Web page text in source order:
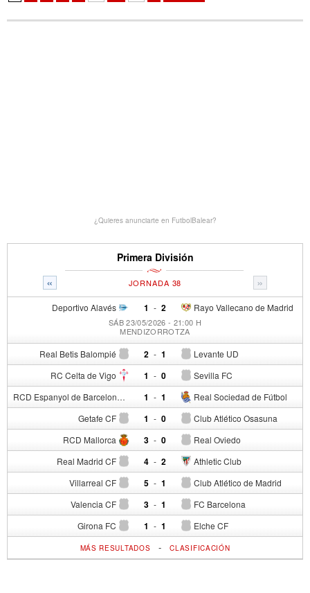
¿Quieres anunciarte en FutbolBalear?
Primera División
« »
JORNADA 38
Deportivo Alavés 1 - Rayo Vallecano de Madrid
2
SÁB 23/05/2026 - 21:00 H
MENDIZORROTZA
Real Betis Balompié 2 - Levante UD
1
RC Celta de Vigo 1 - Sevilla FC
0
RCD Espanyol de Barcelona 1 - Real Sociedad de Fútbol
1
Getafe CF 1 - Club Atlético Osasuna
0
RCD Mallorca 3 - Real Oviedo
0
Real Madrid CF 4 - Athletic Club
2
Villarreal CF 5 - Club Atlético de Madrid
1
Valencia CF 3 - FC Barcelona
1
Girona FC 1 - Elche CF
1
MÁS RESULTADOS -CLASIFICACIÓN